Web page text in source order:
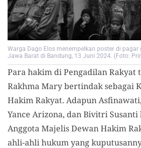
Warga Dago Elos menempelkan poster di
Jawa Barat di Bandung, 13 Juni 2024. (Foto:
Para hakim di Pengadilan
Rakhma Mary bertindak sebagai
Hakim Rakyat. Adapun
Yance Arizona, dan Bivitri
Anggota Majelis Dewan Hakim
ahli-ahli hukum yang